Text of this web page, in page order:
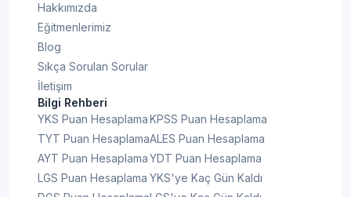
Hakkımızda
Eğitmenlerimiz
Blog
Sıkça Sorulan Sorular
İletişim
Bilgi Rehberi
YKS Puan Hesaplama
TYT Puan Hesaplama
AYT Puan Hesaplama
LGS Puan Hesaplama
KPSS Puan Hesaplama
ALES Puan Hesaplama
YDT Puan Hesaplama
YKS'ye Kaç Gün Kaldı